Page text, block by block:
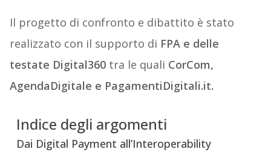
Il progetto di confronto e dibattito è stato
realizzato con il supporto di FPA e delle
testate Digital360tra le quali CorCom,
AgendaDigitale e PagamentiDigitali.it.
Indice degli argomenti
Dai Digital Payment all’Interoperability